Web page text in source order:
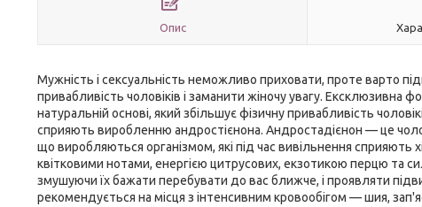
Опис
Мужність і сексуальність неможливо приховати, проте варто
привабливість чоловіків і заманити жіночу увагу. Ексклюзивна
натуральній основі, який збільшує фізичну привабливість
сприяють виробленню андростієнона. Андростадієнон — це
що виробляються організмом, які під час вивільнення сприяють
квітковими нотами, енергією цитрусових, екзотикою перцю та
змушуючи їх бажати перебувати до вас ближче, і проявляти
рекомендується на місця з інтенсивним кровообігом — шия,